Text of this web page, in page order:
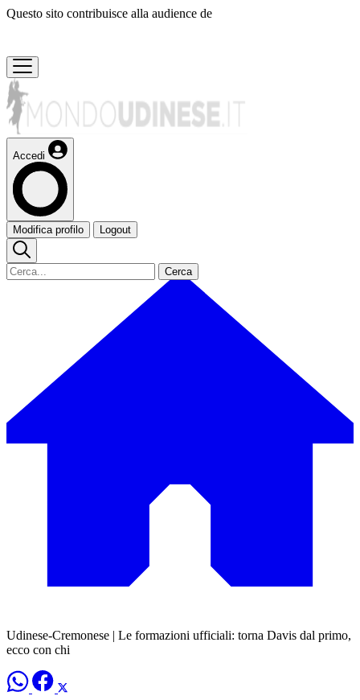
Questo sito contribuisce alla audience de
Accedi
Modifica profilo Logout
Cerca
Udinese-Cremonese | Le formazioni ufficiali: torna Davis dal primo,
ecco con chi